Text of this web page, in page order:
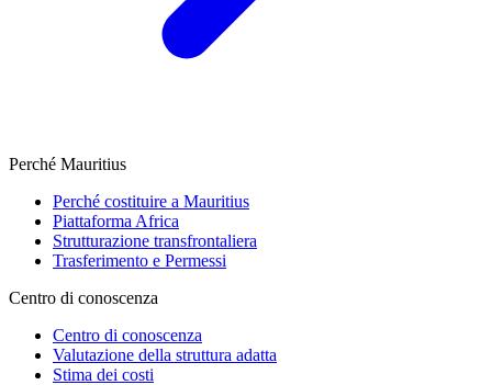
Perché Mauritius
Perché costituire a Mauritius
Piattaforma Africa
Strutturazione transfrontaliera
Trasferimento e Permessi
Centro di conoscenza
Centro di conoscenza
Valutazione della struttura adatta
Stima dei costi